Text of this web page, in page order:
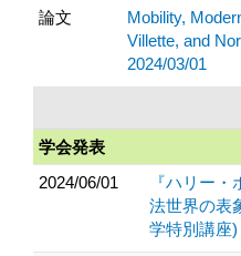
論文
Mobility,
Villette, and
2024/03/01
学会発表
2024/06/01
『ハリー
法世界の表
学特別講座)